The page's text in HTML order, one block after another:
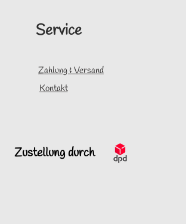
Service
Zahlung & Versand
Kontakt
Zustellung durch